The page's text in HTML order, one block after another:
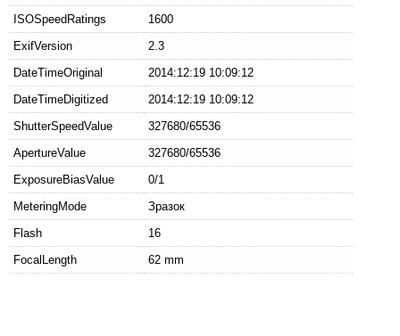
ISOSpeedRatings
1600
ExifVersion
2.3
DateTimeOriginal
2014:12:19 10:09:12
DateTimeDigitized
2014:12:19 10:09:12
ShutterSpeedValue
327680/65536
ApertureValue
327680/65536
ExposureBiasValue
0/1
MeteringMode
Зразок
Flash
16
FocalLength
62 mm